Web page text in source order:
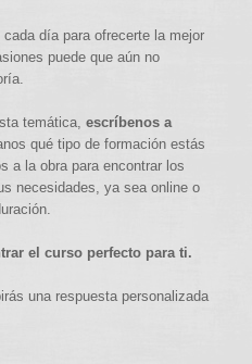
cada día para ofrecerte la mejor
puede que aún no
temática,escríbenos a
qué tipo de formación estás
a la obra para encontrar los
necesidades, ya sea online o
el curso perfecto para ti.
una respuesta personalizada